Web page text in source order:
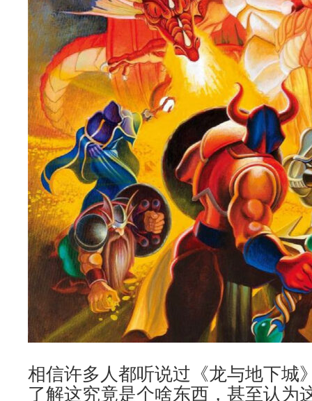
相信许多人都听说过《龙与地下城
了解这究竟是个啥东西，甚至认为